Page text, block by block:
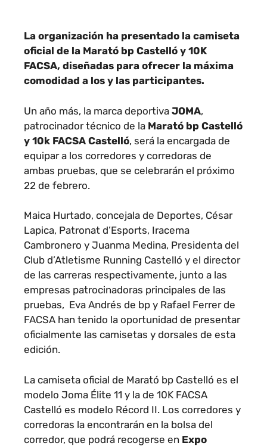
La organización ha presentado la camiseta
oficial de la Marató bp Castelló y 10K
FACSA, diseñadas para ofrecer la máxima
comodidad a los y las participantes.
Un año más, la marca deportiva JOMA,
patrocinador técnico de la Marató bp Castelló
y 10k FACSA Castelló, será la encargada de
equipar a los corredores y corredoras de
ambas pruebas, que se celebrarán el próximo
22 de febrero.
Maica Hurtado, concejala de Deportes, César
Lapica, Patronat d’Esports, Iracema
Cambronero y Juanma Medina, Presidenta del
Club d’Atletisme Running Castelló y el director
de las carreras respectivamente, junto a las
empresas patrocinadoras principales de las
pruebas, Eva Andrés de bp y Rafael Ferrer de
FACSA han tenido la oportunidad de presentar
oficialmente las camisetas y dorsales de esta
edición.
La camiseta oficial de Marató bp Castelló es el
modelo Joma Élite 11 y la de 10K FACSA
Castelló es modelo Récord II. Los corredores y
corredoras la encontrarán en la bolsa del
corredor, que podrá recogerse en Expo